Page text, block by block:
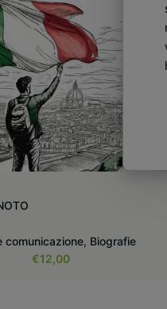
comunicazione, Biografie
€12,00